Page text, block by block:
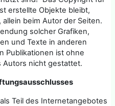
erstellte Objekte bleibt,
beim Autor der Seiten.
solcher Grafiken,
und Texte in anderen
Publikationen ist ohne
Autors nicht gestattet.
Teil des Internetangebotes